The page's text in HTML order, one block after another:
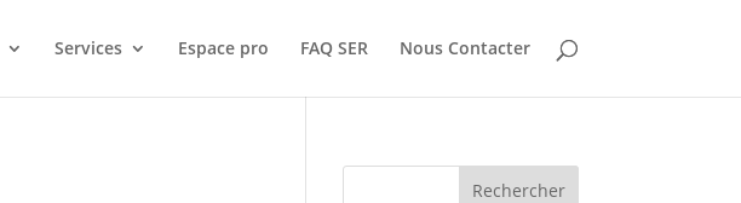
Services Espace pro FAQ SER Nous Contacter
Rechercher